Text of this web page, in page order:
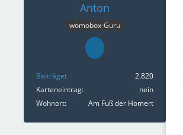
Anton
womobox-Guru
Beiträge
2.820
Karteneintrag
nein
Wohnort
Am Fuß der Homert